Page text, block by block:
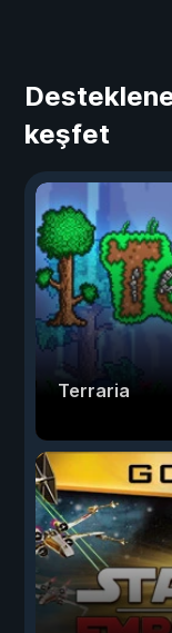
keşfet
Terraria